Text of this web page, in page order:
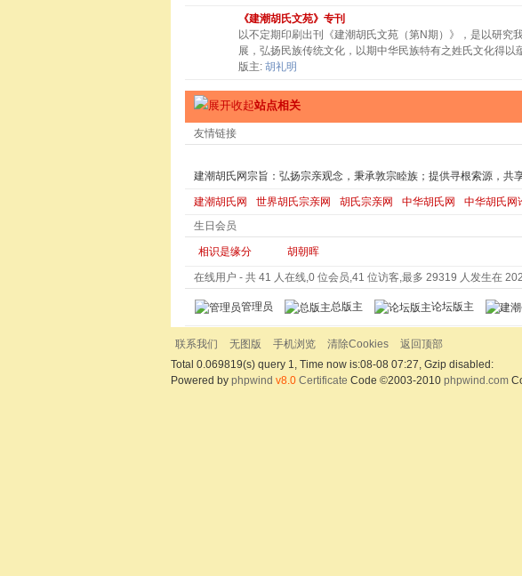
《建潮胡氏文苑》专刊
以不定期印刷出刊《建潮胡氏文苑（第N期）》，是以研究
展，弘扬民族传统文化，以期中华民族特有之姓氏文化得以
版主: 胡礼明
站点相关
友情链接
建潮胡氏网宗旨：弘扬宗亲观念，秉承敦宗睦族；提供寻根索源，共
建潮胡氏网 世界胡氏宗亲网 胡氏宗亲网 中华胡氏网 中华胡氏网
生日会员
相识是缘分 胡朝晖
在线用户 - 共 41 人在线,0 位会员,41 位访客,最多 29319 人发生在
管理员 总版主 论坛版主
联系我们 无图版 手机浏览 清除Cookies
返回顶部
Total 0.069819(s) query 1, Time now is:08-08 07:27, Gzip disabled:
Powered by phpwind v8.0 Certificate Code ©2003-2010 phpwind.com